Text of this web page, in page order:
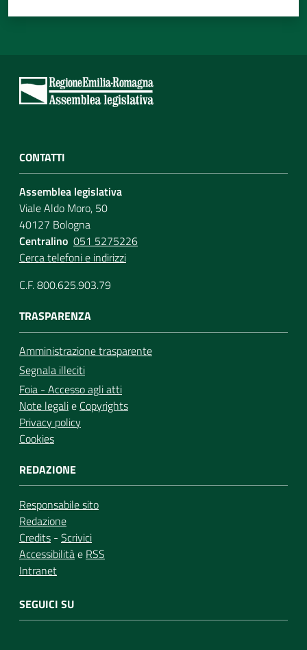
CONTATTI
Assemblea legislativa
Viale Aldo Moro, 50
40127 Bologna
Centralino 051 5275226
Cerca telefoni e indirizzi
C.F. 800.625.903.79
TRASPARENZA
Amministrazione trasparente
Segnala illeciti
Foia - Accesso agli atti
Note legalie Copyrights
Privacy policy
Cookies
REDAZIONE
Responsabile sito
Redazione
Credits - Scrivici
Accessibilitàe RSS
Intranet
SEGUICI SU